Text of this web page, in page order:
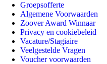
Groepsofferte
Algemene Voorwaarden
Zoover Award Winnaar
Privacy en cookiebeleid
Vacature/Stagiaire
Veelgestelde Vragen
Voucher voorwaarden